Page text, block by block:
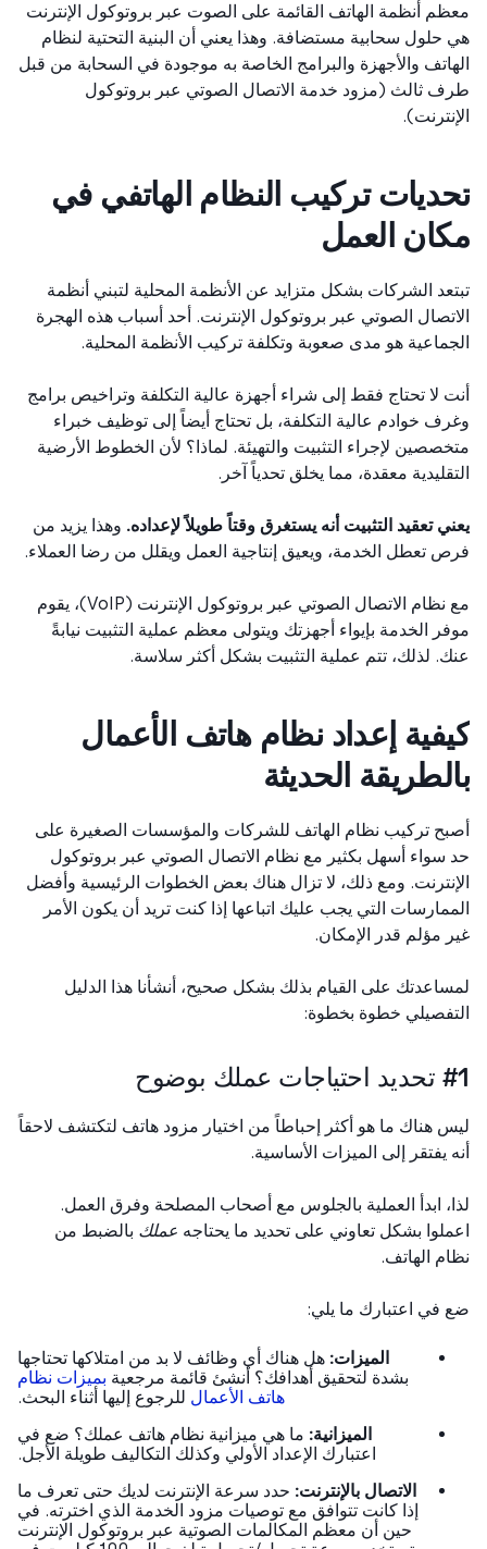
أنظمة الهاتف القائمة على الصوت عبر بروتوكول الإنترنت
سحابية مستضافة. وهذا يعني أن البنية التحتية لنظام
والأجهزة والبرامج الخاصة به موجودة في السحابة من قبل
ثالث (مزود خدمة الاتصال الصوتي عبر بروتوكول
تركيب النظام الهاتفي في
العمل
الشركات بشكل متزايد عن الأنظمة المحلية لتبني أنظمة
الصوتي عبر بروتوكول الإنترنت. أحد أسباب هذه الهجرة
هو مدى صعوبة وتكلفة تركيب الأنظمة المحلية.
لا تحتاج فقط إلى شراء أجهزة عالية التكلفة وتراخيص برامج
خوادم عالية التكلفة، بل تحتاج أيضاً إلى توظيف خبراء
لإجراء التثبيت والتهيئة. لماذا؟ لأن الخطوط الأرضية
معقدة، مما يخلق تحدياً آخر.
تعقيد التثبيت أنه يستغرق وقتاً طويلاً لإعداده.وهذا يزيد من
تعطل الخدمة، ويعيق إنتاجية العمل ويقلل من رضا العملاء.
مع نظام الاتصال الصوتي عبر بروتوكول الإنترنت (VoIP)، يقوم
الخدمة بإيواء أجهزتك ويتولى معظم عملية التثبيت نيابةً
لذلك، تتم عملية التثبيت بشكل أكثر سلاسة.
إعداد نظام هاتف الأعمال
الحديثة
تركيب نظام الهاتف للشركات والمؤسسات الصغيرة على
سواء أسهل بكثير مع نظام الاتصال الصوتي عبر بروتوكول
ومع ذلك، لا تزال هناك بعض الخطوات الرئيسية وأفضل
التي يجب عليك اتباعها إذا كنت تريد أن يكون الأمر
مؤلم قدر الإمكان.
على القيام بذلك بشكل صحيح، أنشأنا هذا الدليل
خطوة بخطوة:
هناك ما هو أكثر إحباطاً من اختيار مزود هاتف لتكتشف لاحقاً
يفتقر إلى الميزات الأساسية.
ابدأ العملية بالجلوس مع أصحاب المصلحة وفرق العمل.
بشكل تعاوني على تحديد ما يحتاجهعملكبالضبط من
الهاتف.
في اعتبارك ما يلي:
الميزات:هل هناك أي وظائف لا بد من امتلاكها تحتاجها
بشدة لتحقيق أهدافك؟ أنشئ قائمة مرجعيةبميزات نظام
هاتف الأعمالللرجوع إليها أثناء البحث.
الميزانية: ما هي ميزانية نظام هاتف عملك؟ ضع في
اعتبارك الإعداد الأولي وكذلك التكاليف طويلة الأجل.
الاتصال بالإنترنت: حدد سرعة الإنترنت لديك حتى تعرف ما
إذا كانت تتوافق مع توصيات مزود الخدمة الذي اخترته. في
حين أن معظم المكالمات الصوتية عبر بروتوكول الإنترنت